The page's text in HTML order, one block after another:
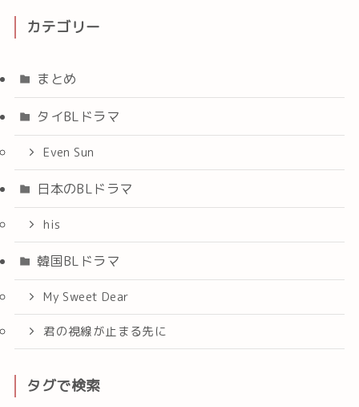
カテゴリー
まとめ
タイBLドラマ
Even Sun
日本のBLドラマ
his
韓国BLドラマ
My Sweet Dear
君の視線が止まる先に
タグで検索